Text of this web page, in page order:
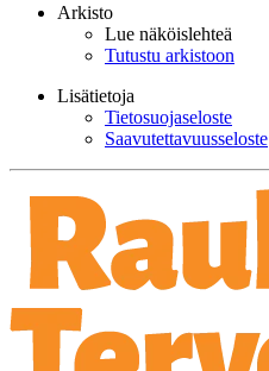
Arkisto
Lue näköislehteä
Tutustu arkistoon
Lisätietoja
Tietosuojaseloste
Saavutettavuusseloste